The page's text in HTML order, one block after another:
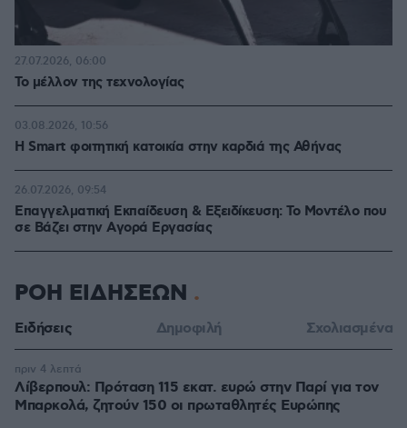
Το μέλλον της τεχνολογίας
27.07.2026, 06:00
Η Smart φοιτητική κατοικία στην καρδιά της Αθήνας
03.08.2026, 10:56
Επαγγελματική Εκπαίδευση & Εξειδίκευση: Το Mοντέλο που
σε Bάζει στην Aγορά Eργασίας
26.07.2026, 09:54
ΡΟΗ ΕΙΔΗΣΕΩΝ
Ειδήσεις Δημοφιλή Σχολιασμένα
Λίβερπουλ: Πρόταση 115 εκατ. ευρώ στην Παρί για τον
Μπαρκολά, ζητούν 150 οι πρωταθλητές Ευρώπης
πριν 4 λεπτά